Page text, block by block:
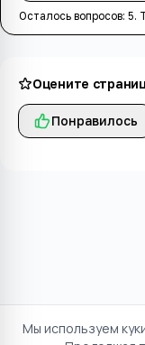
Осталось вопросов: 5.
Оцените
Понравилось
Мы используем